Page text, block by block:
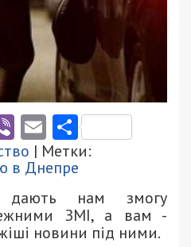
ViberEmail
| Метки:
в Днепре
дають нам змогу
ЗМІ, а вам -
новини під ними.